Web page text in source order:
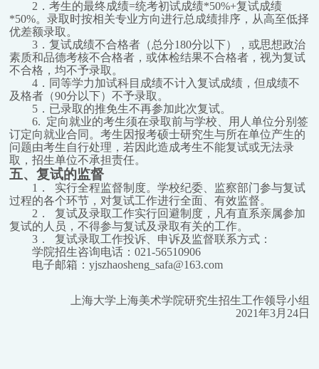
2 ．考生的最终成绩=统考初试成绩*50%+复试成绩
*50%。录取时按相关专业方向进行总成绩排序，从高至低择
优差额录取。
3 ．复试成绩不合格者（总分180分以下），或思想政治
素质和品德考核不合格者，或体检结果不合格者，视为复试
不合格，均不予录取。
4 ．同等学力加试科目成绩不计入复试成绩，但成绩不
及格者（90分以下）不予录取。
5 ．已录取的推免生不再参加此次复试。
6. 定向就业的考生须在录取前与学校、用人单位分别签
订定向就业合同。考生因报考硕士研究生与所在单位产生的
问题由考生自行处理，若因此造成考生不能复试或无法录
取，招生单位不承担责任。
五、复试的监督
1 ． 实行全程监督制度。学校纪委、监察部门参与复试
过程的各个环节，对复试工作进行全面、有效监督。
2 ． 复试及录取工作实行回避制度，凡有直系亲属参加
复试的人员，不得参与复试及录取有关的工作。
3 ． 复试录取工作投诉、申诉及监督联系方式：
学院招生咨询电话：021-56510906
电子邮箱：yjszhaosheng_safa@163.com
上海大学上海美术学院研究生招生工作领导小组
2021年3月24日